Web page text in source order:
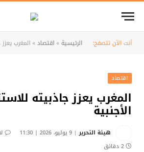
أنت الآن تتصفح: الرئيسية»اقتصاد»المغرب يعزز
اقتصاد
المغرب يعزز جاذبيته
الأجنبية
هيئة التحرير 9 يوليو، 2026 | 11:30
2 دقائق